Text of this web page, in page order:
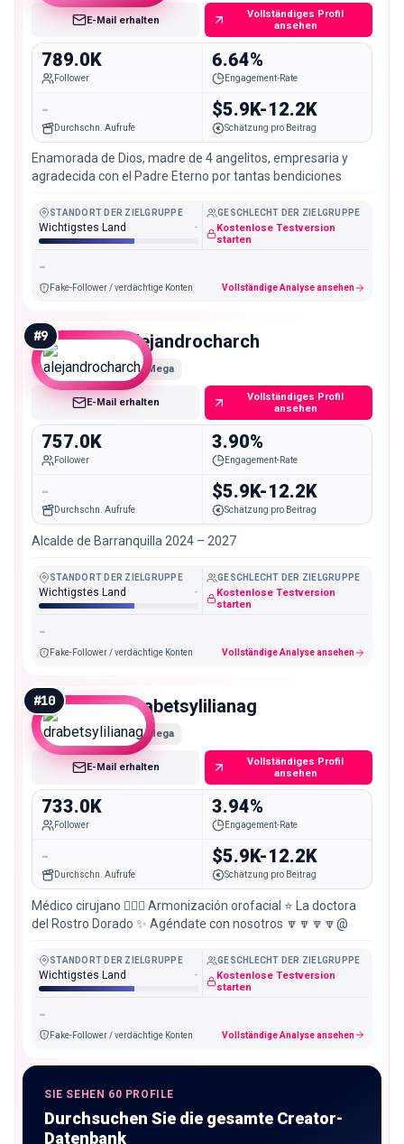
E-Mail erhalten
Vollständiges Profil
ansehen
789.0K
Follower
6.64%
Engagement-Rate
-
Durchschn. Aufrufe
$5.9K-12.2K
Schätzung pro Beitrag
Enamorada de Dios, madre de 4 angelitos, empresaria y
agradecida con el Padre Eterno por tantas bendiciones
STANDORT DER ZIELGRUPPE
Wichtigstes Land -
GESCHLECHT DER ZIELGRUPPE
Kostenlose Testversion
starten
-
Fake-Follower / verdächtige Konten Vollständige Analyse ansehen
#9 alejandrocharch
Mega
E-Mail erhalten
Vollständiges Profil
ansehen
757.0K
Follower
3.90%
Engagement-Rate
-
Durchschn. Aufrufe
$5.9K-12.2K
Schätzung pro Beitrag
Alcalde de Barranquilla 2024 – 2027
STANDORT DER ZIELGRUPPE
Wichtigstes Land -
GESCHLECHT DER ZIELGRUPPE
Kostenlose Testversion
starten
-
Fake-Follower / verdächtige Konten Vollständige Analyse ansehen
#10 drabetsylilianag
Mega
E-Mail erhalten
Vollständiges Profil
ansehen
733.0K
Follower
3.94%
Engagement-Rate
-
Durchschn. Aufrufe
$5.9K-12.2K
Schätzung pro Beitrag
Médico cirujano 👩🏼‍⚕️ Armonización orofacial ⭐️ La doctora
del Rostro Dorado ✨ Agéndate con nosotros 🔽🔽🔽🔽@
STANDORT DER ZIELGRUPPE
Wichtigstes Land -
GESCHLECHT DER ZIELGRUPPE
Kostenlose Testversion
starten
-
Fake-Follower / verdächtige Konten Vollständige Analyse ansehen
SIE SEHEN 60 PROFILE
Durchsuchen Sie die gesamte Creator-
Datenbank